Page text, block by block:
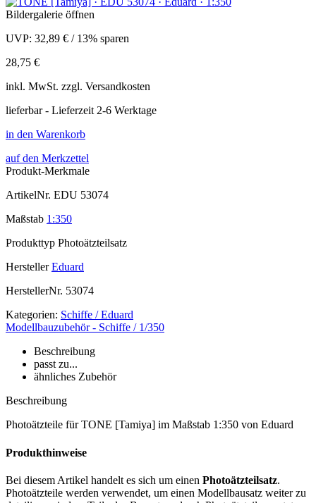
Bildergalerie öffnen
UVP: 32,89 € / 13% sparen
28,75 €
inkl. MwSt. zzgl. Versandkosten
lieferbar - Lieferzeit 2-6 Werktage
in den Warenkorb
auf den Merkzettel
Produkt-Merkmale
ArtikelNr. EDU 53074
Maßstab 1:350
Produkttyp Photoätzteilsatz
Hersteller Eduard
HerstellerNr. 53074
Kategorien: Schiffe / Eduard
Modellbauzubehör - Schiffe / 1/350
Beschreibung
passt zu...
ähnliches Zubehör
Beschreibung
Photoätzteile für TONE [Tamiya] im Maßstab 1:350 von Eduard
Produkthinweise
Bei diesem Artikel handelt es sich um einen Photoätzteilsatz.
Photoätzteile werden verwendet, um einen Modellbausatz weiter zu